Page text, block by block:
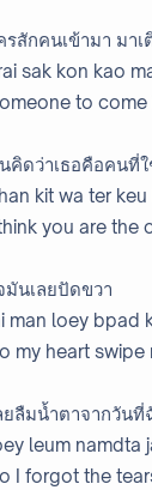
รสักคนเข้ามา มา
sak kon kao
to
คิดว่าเธอคือคนที่
kit wa ter
think you are the
มันเลยปัดขวา
man loey bpad
my heart swipe
ยลืมน้ำตาจากวันที่
leum namdta
I forgot the